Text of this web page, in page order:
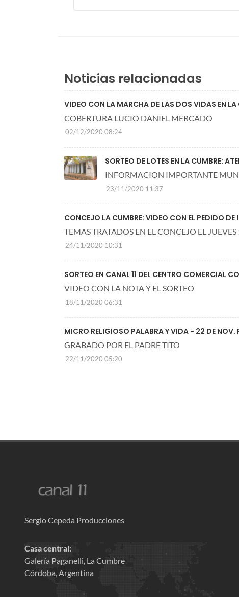
Noticias relacionadas
VIDEO CON LA MARCHA DE LAS DOS VIDAS EN LA
COBERTURA LUCIO DANIEL MERCADO
02/12/2020 08:24
SORTEO DE LOTES EN LA CUMBRE:
INFORMACION IMPORTANTE
23/11/2020 11:37
CONCEJO LA CUMBRE: VIDEO CON EL PEDIDO DE
TEMAS TRATADOS EN EL CONCEJO EL
24/11/2020 10:31
SORTEO EN CANAL 11 DEL CENTRO COMERCIAL
VIDEO CON LA NOTA Y EL SORTEO
18/11/2020 06:31
MICRO RELIGIOSO PALABRA Y VIDA - 22 DE NOV.
GRABADO POR EL PADRE TITO
22/11/2020 05:20
Sergio Cepeda Producciones
Casa central:
Galería Paganelli, La Cumbre
Córdoba, Argentina